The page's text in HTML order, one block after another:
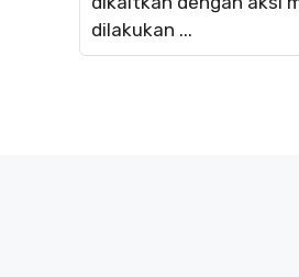
dilakukan ...